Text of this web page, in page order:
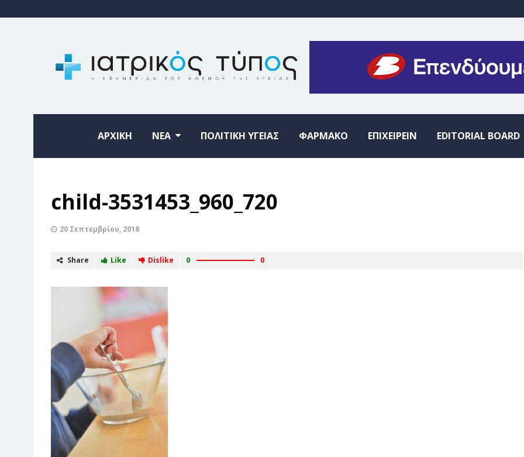
ΑΡΧΙΚΗ ΝΕΑ ΠΟΛΙΤΙΚΗ ΥΓΕΙΑΣ ΦΑΡΜΑΚΟ ΕΠΙΧΕΙΡΕΙΝ EDITORIAL BOARD
child-3531453_960_720
20 Σεπτεμβρίου, 2018
Share Like Dislike 0 0